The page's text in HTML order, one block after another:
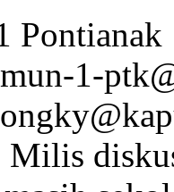
Pontianak
1-